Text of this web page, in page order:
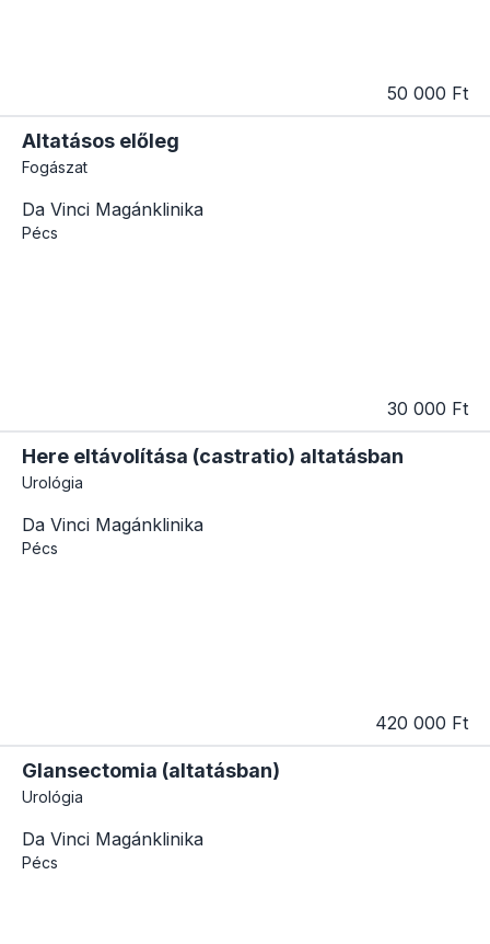
50 000 Ft
Altatásos előleg
Fogászat
Da Vinci Magánklinika
Pécs
30 000 Ft
Here eltávolítása (castratio) altatásban
Urológia
Da Vinci Magánklinika
Pécs
420 000 Ft
Glansectomia (altatásban)
Urológia
Da Vinci Magánklinika
Pécs